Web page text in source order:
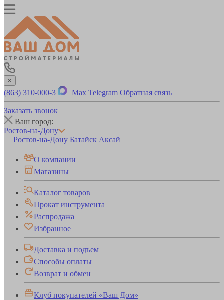
×
(863) 310-000-3 Max Telegram Обратная связь
Заказать звонок
Ваш город:
Ростов-на-Дону
Ростов-на-Дону Батайск Аксай
О компании
Магазины
Каталог товаров
Прокат инструмента
Распродажа
Избранное
Доставка и подъем
Способы оплаты
Возврат и обмен
Клуб покупателей «Ваш Дом»